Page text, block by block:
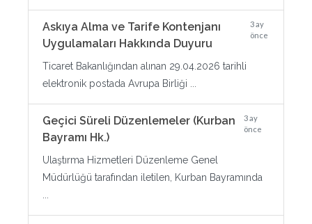
Askıya Alma ve Tarife Kontenjanı
Uygulamaları Hakkında Duyuru
3 ay
önce
Ticaret Bakanlığından alınan 29.04.2026 tarihli
elektronik postada Avrupa Birliği ...
Geçici Süreli Düzenlemeler (Kurban
Bayramı Hk.)
3 ay
önce
Ulaştırma Hizmetleri Düzenleme Genel
Müdürlüğü tarafından iletilen, Kurban Bayramında